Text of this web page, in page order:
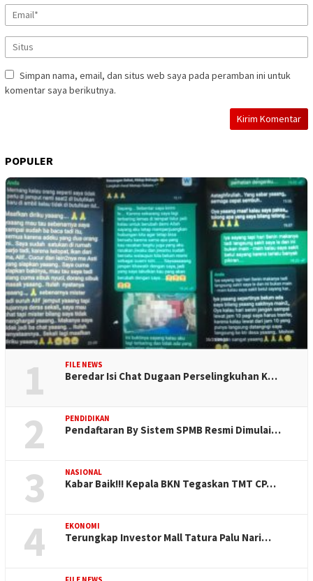
Simpan nama, email, dan situs web saya pada peramban ini untuk
komentar saya berikutnya.
POPULER
1 FILE NEWS
Beredar Isi Chat Dugaan Perselingkuhan K…
2 PENDIDIKAN
Pendaftaran By Sistem SPMB Resmi Dimulai…
3 NASIONAL
Kabar Baik!!! Kepala BKN Tegaskan TMT CP…
4 EKONOMI
Terungkap Investor Mall Tatura Palu Nari…